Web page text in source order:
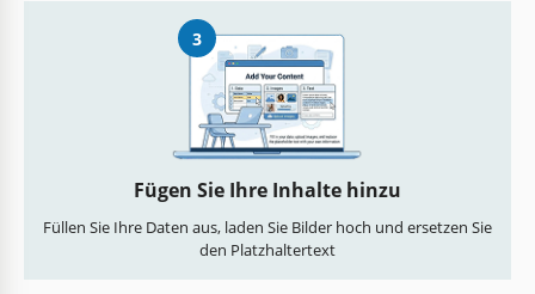
3
Fügen Sie Ihre Inhalte hinzu
Füllen Sie Ihre Daten aus, laden Sie Bilder hoch und ersetzen Sie
den Platzhaltertext